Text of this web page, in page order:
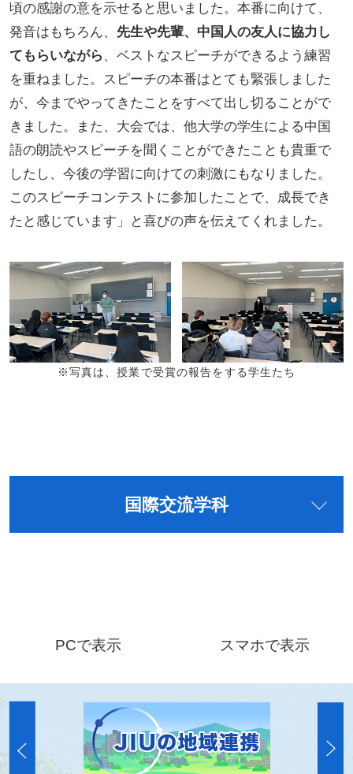
頃の感謝の意を示せると思いました。本番に向けて、
発音はもちろん、 先生や先輩、中国人の友人に協力し
てもらいながら 、ベストなスピーチができるよう練習
を重ねました。スピーチの本番はとても緊張しました
が、今までやってきたことをすべて出し切ることがで
きました。また、大会では、他大学の学生による中国
語の朗読やスピーチを聞くことができたことも貴重で
したし、今後の学習に向けての刺激にもなりました。
このスピーチコンテストに参加したことで、成長でき
たと感じています」と喜びの声を伝えてくれました。
※写真は、授業で受賞の報告をする学生たち
国際交流学科
PCで表示 スマホで表示